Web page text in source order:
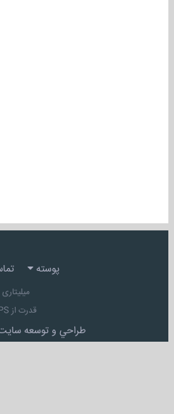
پوسته
میلیتاری
قدرت از IPS
طراحي و توسعه